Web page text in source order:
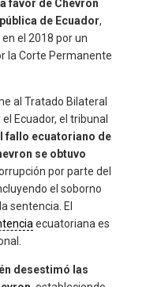
favor de Chevron
de Ecuador,
el 2018 por un
la Corte Permanente
al Tratado Bilateral
Ecuador, el tribunal
fallo ecuatoriano de
se obtuvo
por parte del
el soborno
sentencia. El
ecuatoriana es
desestimó las